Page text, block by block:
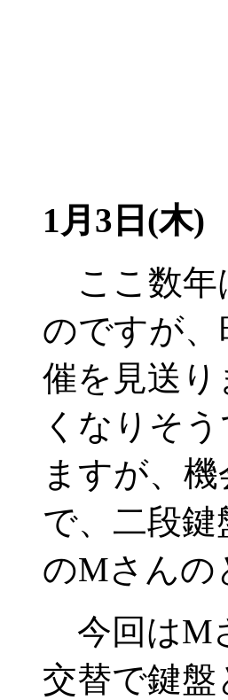
1月3日(木
ここ数年
のですが
催を見送
くなりそ
ますが、
で、二段
のMさんの
今回はM
交替で鍵